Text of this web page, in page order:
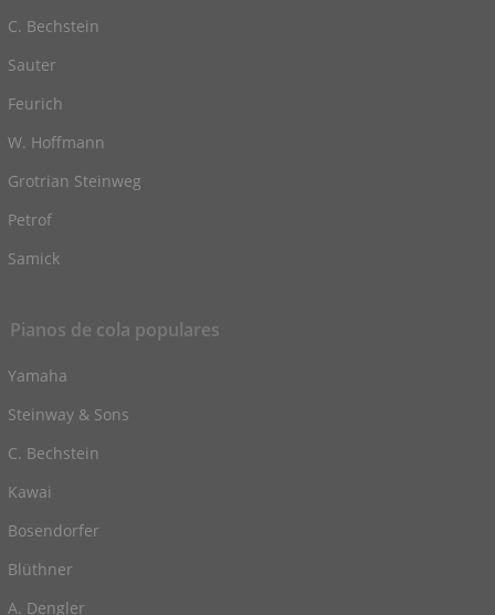
C. Bechstein
Sauter
Feurich
W. Hoffmann
Grotrian Steinweg
Petrof
Samick
Pianos de cola populares
Yamaha
Steinway & Sons
C. Bechstein
Kawai
Bosendorfer
Blüthner
A. Dengler